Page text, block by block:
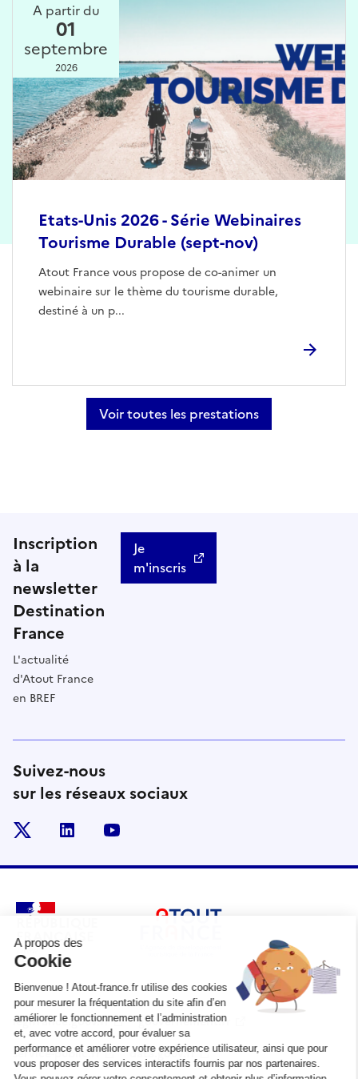
Etats-Unis 2026 - Série Webinaires
Tourisme Durable (sept-nov)
Atout France vous propose de co-animer un
webinaire sur le thème du tourisme durable,
destiné à un p...
A partir du
01
septembre
2026
Voir toutes les prestations
Inscription
à la
newsletter
Destination
France
L'actualité
d'Atout France
en BREF
Je
m'inscris
Suivez-nous
sur les réseaux sociaux
linkedin
FRANÇAISE
legifrance.gouv.fr
gouvernement.fr
service-public.fr
data.gouv.fr